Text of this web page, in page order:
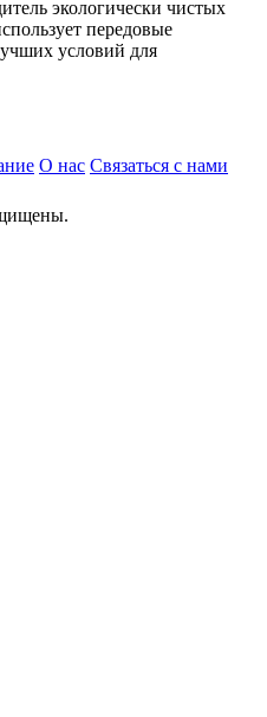
экологически чистых
передовые
условий для
О нас Связаться с нами